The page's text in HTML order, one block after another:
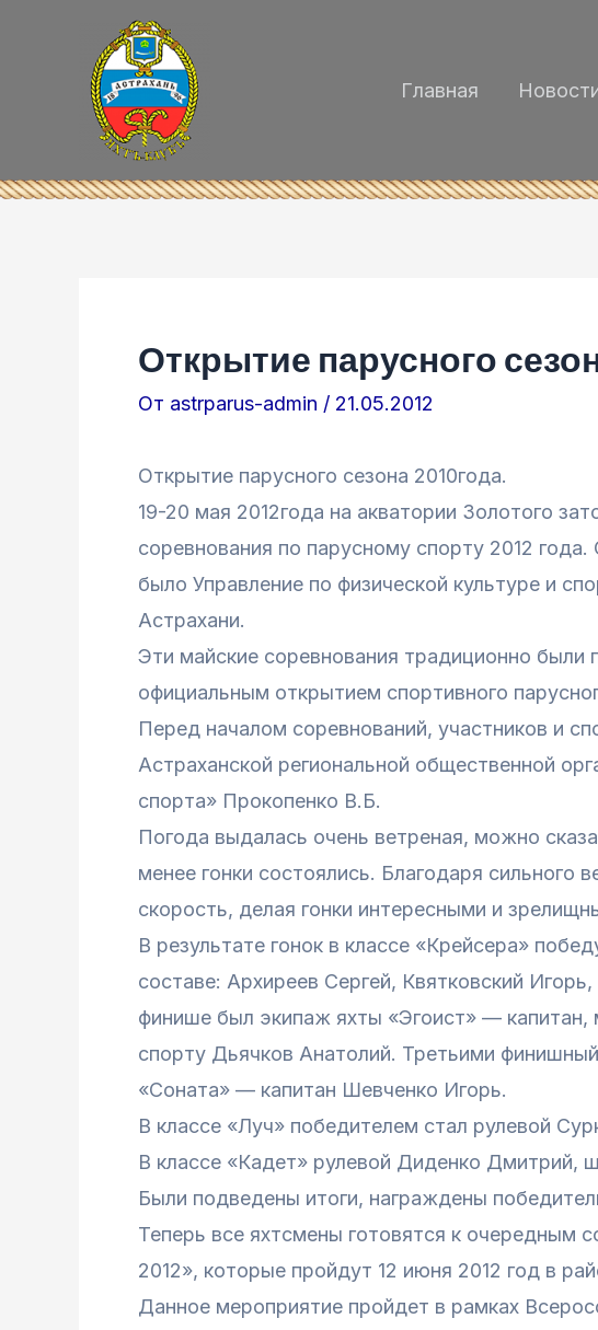
содержимому
Главная
Открытие парусного
От astrparus-admin / 21.05.2012
Открытие парусного сезона 2010года.
19-20 мая 2012года на акватории Золотого
соревнования по парусному спорту 2012
было Управление по физической культуре и
Астрахани.
Эти майские соревнования традиционно
официальным открытием спортивного
Перед началом соревнований, участников и
Астраханской региональной общественной
спорта» Прокопенко В.Б.
Погода выдалась очень ветреная, можно
менее гонки состоялись. Благодаря сильного
скорость, делая гонки интересными и
В результате гонок в классе «Крейсера»
составе: Архиреев Сергей, Квятковский
финише был экипаж яхты «Эгоист» — капитан,
спорту Дьячков Анатолий. Третьими
«Соната» — капитан Шевченко Игорь.
В классе «Луч» победителем стал рулевой
В классе «Кадет» рулевой Диденко Дмитрий,
Были подведены итоги, награждены
Теперь все яхтсмены готовятся к очередным
2012», которые пройдут 12 июня 2012 год в
Данное мероприятие пройдет в рамках